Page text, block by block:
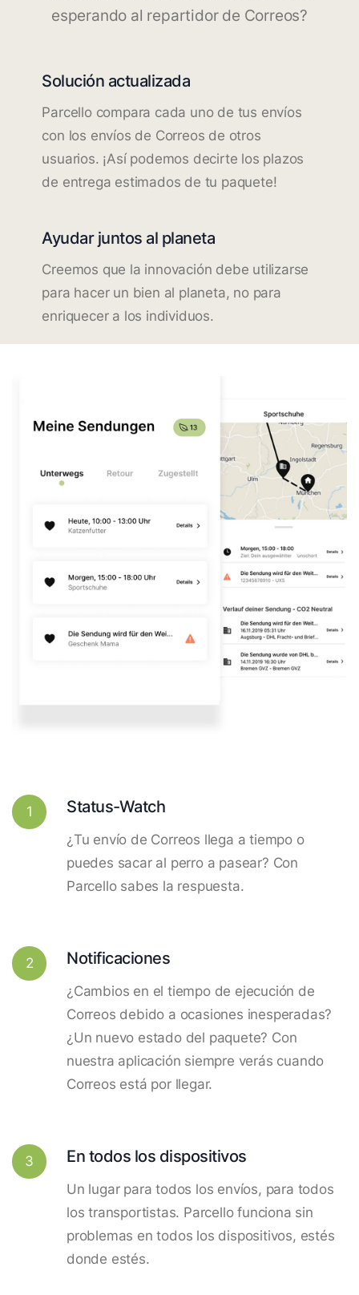
esperando al repartidor de Correos?
Solución actualizada
Parcello compara cada uno de tus envíos
con los envíos de Correos de otros
usuarios. ¡Así podemos decirte los plazos
de entrega estimados de tu paquete!
Ayudar juntos al planeta
Creemos que la innovación debe utilizarse
para hacer un bien al planeta, no para
enriquecer a los individuos.
1 Status-Watch
¿Tu envío de Correos llega a tiempo o
puedes sacar al perro a pasear? Con
Parcello sabes la respuesta.
2 Notificaciones
¿Cambios en el tiempo de ejecución de
Correos debido a ocasiones inesperadas?
¿Un nuevo estado del paquete? Con
nuestra aplicación siempre verás cuando
Correos está por llegar.
3 En todos los dispositivos
Un lugar para todos los envíos, para todos
los transportistas. Parcello funciona sin
problemas en todos los dispositivos, estés
donde estés.